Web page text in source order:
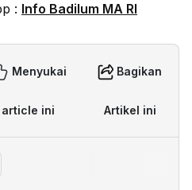
: Info Badilum MA RI
Menyukai
article ini
Bagikan
Artikel ini